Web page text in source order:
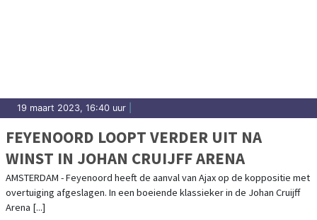
19 maart 2023, 16:40 uur
FEYENOORD LOOPT VERDER UIT NA
WINST IN JOHAN CRUIJFF ARENA
AMSTERDAM - Feyenoord heeft de aanval van Ajax op de koppositie met
overtuiging afgeslagen. In een boeiende klassieker in de Johan Cruijff
Arena [...]